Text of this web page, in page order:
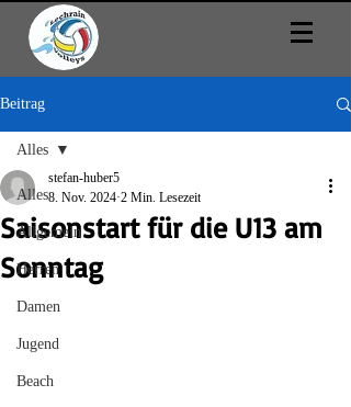
Beitrag
Alles
Allgemein
Herren
Damen
Jugend
Beach
Alles
Saisonstart für die U13 am
Sonntag
stefan-huber5
8. Nov. 2024 2 Min. Lesezeit